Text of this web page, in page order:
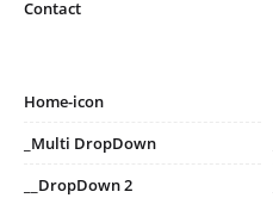
Contact
Home-icon
_Multi DropDown
__DropDown 2